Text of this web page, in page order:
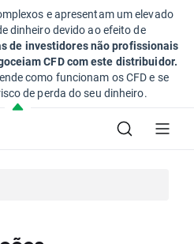
e apresentam um elevado
dinheiro devido ao efeito de
de investidores não profissionais
CFD com este distribuidor.
como funcionam os CFD e se
de perda do seu dinheiro.